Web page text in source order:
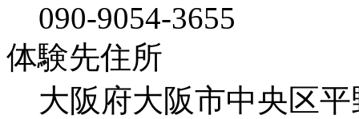
090-9054-3655
体験先住所
大阪府大阪市中央区